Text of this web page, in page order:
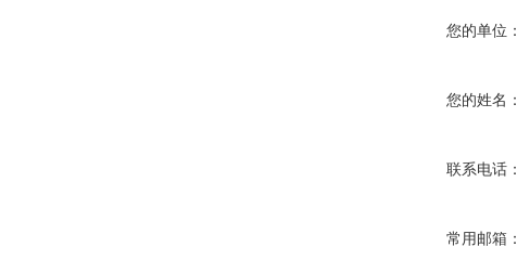
您的单位：
您的姓名：
联系电话：
常用邮箱：